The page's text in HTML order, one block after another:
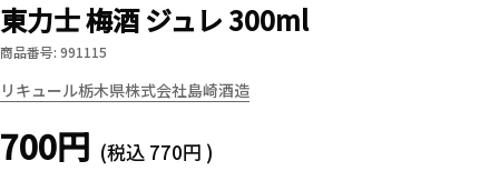
東力士 梅酒 ジュレ 300ml
商品番号: 991115
リキュール栃木県株式会社島崎酒造
700円 (税込 770円 )